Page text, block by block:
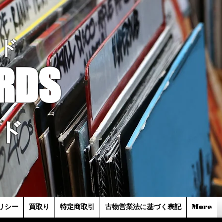
シー 買取り 特定商取引 古物営業法に基づく表記 More